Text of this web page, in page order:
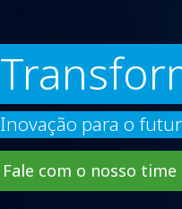
Inovação para o
Fale com o nosso time